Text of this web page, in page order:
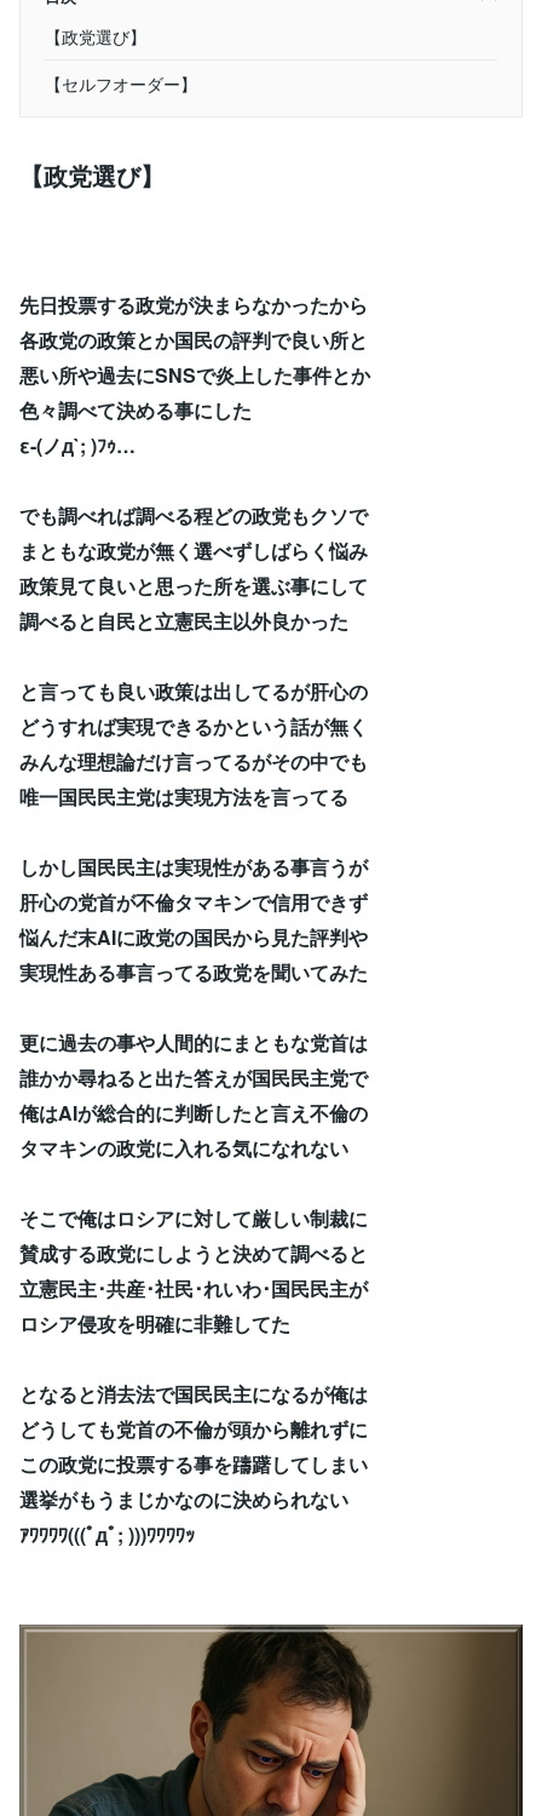
【政党選び】
【セルフオーダー】
【政党選び】
先日投票する政党が決まらなかったから
各政党の政策とか国民の評判で良い所と
悪い所や過去にSNSで炎上した事件とか
色々調べて決める事にした
ε-(ノд`; )ﾌｩ…
でも調べれば調べる程どの政党もクソで
まともな政党が無く選べずしばらく悩み
政策見て良いと思った所を選ぶ事にして
調べると自民と立憲民主以外良かった
と言っても良い政策は出してるが肝心の
どうすれば実現できるかという話が無く
みんな理想論だけ言ってるがその中でも
唯一国民民主党は実現方法を言ってる
しかし国民民主は実現性がある事言うが
肝心の党首が不倫タマキンで信用できず
悩んだ末AIに政党の国民から見た評判や
実現性ある事言ってる政党を聞いてみた
更に過去の事や人間的にまともな党首は
誰かか尋ねると出た答えが国民民主党で
俺はAIが総合的に判断したと言え不倫の
タマキンの政党に入れる気になれない
そこで俺はロシアに対して厳しい制裁に
賛成する政党にしようと決めて調べると
立憲民主･共産･社民･れいわ･国民民主が
ロシア侵攻を明確に非難してた
となると消去法で国民民主になるが俺は
どうしても党首の不倫が頭から離れずに
この政党に投票する事を躊躇してしまい
選挙がもうまじかなのに決められない
ｱﾜﾜﾜﾜ(((ﾟдﾟ; )))ﾜﾜﾜﾜｯ